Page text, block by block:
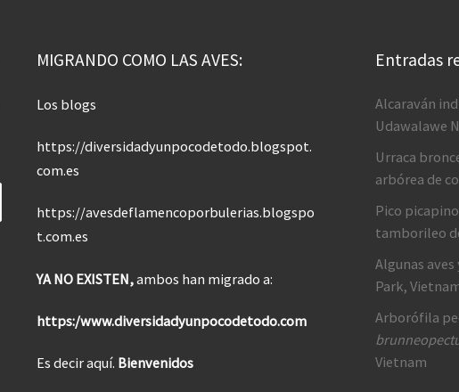
MIGRANDO COMO LAS AVES:
Los blogs
https://diversidadyunpocodetodo.blogspot.
com.es
https://avesdeflamencoporbulerias.blogspo
t.com.es
YA NO EXISTEN,ambos han migrado a:
https:/www.diversidadyunpocodetodo.com
Es decir aquí. Bienvenidos
Entradas
Alcaraván
Udawalawe
Urraca
arbórea de
Pico
tamborileo
Algunas
Park,
Arborófila
Vietnam